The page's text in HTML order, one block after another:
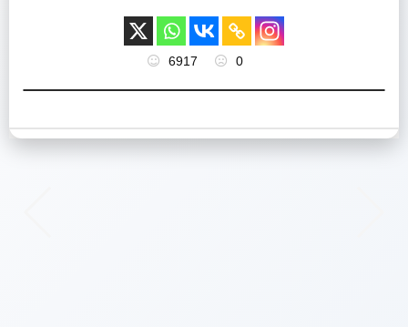
6917 0